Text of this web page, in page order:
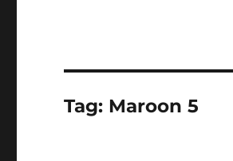
Tag: Maroon 5